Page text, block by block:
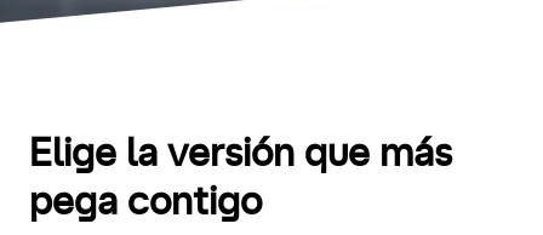
Elige la versión que más
pega contigo